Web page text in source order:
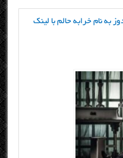
به نام خرابه حالم با لینک